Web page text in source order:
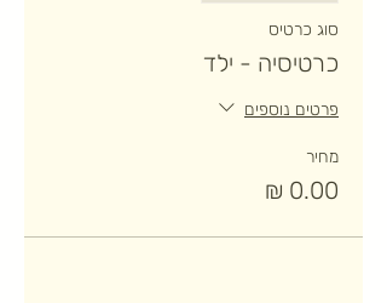
סוג כרטיס
כרטיסיה - ילד
פרטים נוספים
מחיר